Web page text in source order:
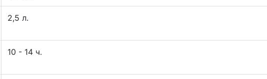
2,5 л.
10 - 14 ч.